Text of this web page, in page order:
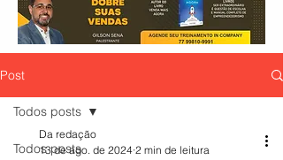
Post
Todos posts
Todos posts
Da redação
13 de ago. de 2024 2 min de leitura